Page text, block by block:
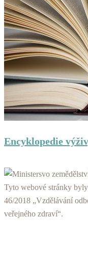
Encyklopedie
Tyto webové stránky
46/2018 „Vzdělávání
veřejného zdraví“.